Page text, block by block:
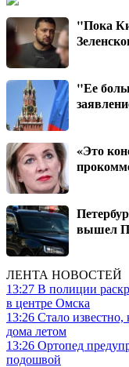
"Пока
"Ее
«Это
вышел
ЛЕНТА НОВОСТЕЙ
13:27 В полиции
в центре Омска
13:26 Стало известно,
дома летом
13:26 Ортопед
подошвой